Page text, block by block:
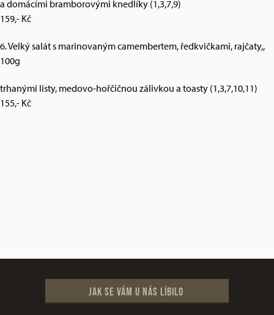
a domácími bramborovými knedlíky (1,3,7,9)
159,- Kč
6. Velký salát s marinovaným camembertem, ředkvičkami, rajčaty,,
100g
trhanými listy, medovo-hořčičnou zálivkou a toasty (1,3,7,10,11)
155,- Kč
Jak se vám u nás líbilo